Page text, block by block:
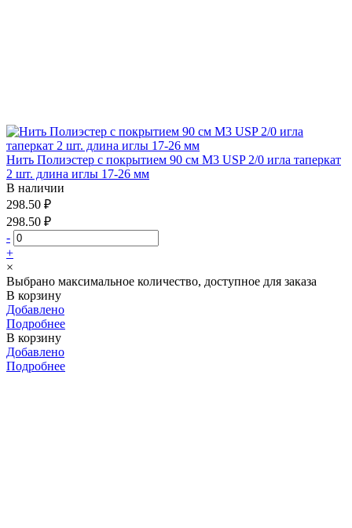
Нить Полиэстер с покрытием 90 см М3 USP 2/0 игла таперкат
2 шт. длина иглы 17-26 мм
В наличии
298.50 ₽
298.50 ₽
-
+
×
Выбрано максимальное количество, доступное для заказа
В корзину
Добавлено
Подробнее
В корзину
Добавлено
Подробнее